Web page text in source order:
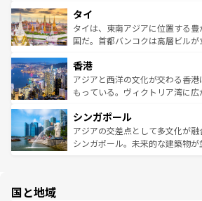
リティに包まれながら、韓国の多
わってみてほしい。 な
覧を参照してほしい。
急速な発展と共に伝統が息づく。
ーチミン市のフランス統治時代の
醸し出している。また、バラエ
とつ。フォーやバインミー、ベト
ひ現地で味わいたい。どの地域
が旅行者を迎えてくれるので、
参照してほしい。
タイ
タイは、東南アジアに位置する豊
国だ。首都バンコクは高層ビル
の活気が交差している。北部では
帯で自然と触れ合い、南部では
いビーチでリゾート気分を楽し
激する。気候は一年中温暖で、ど
が待っている。親しみやすいタ
た文化、そして多様な観光資源
香港
アジアと西洋の文化が交わる香
もっている。ヴィクトリア湾に
み、どこを訪れても感動するはず
ており、効率よく見どころを回
うな絶景から文化的な体験まで
シンガポール
アジアの交差点として多文化が
シンガポール。未来的な建築物
国と地域